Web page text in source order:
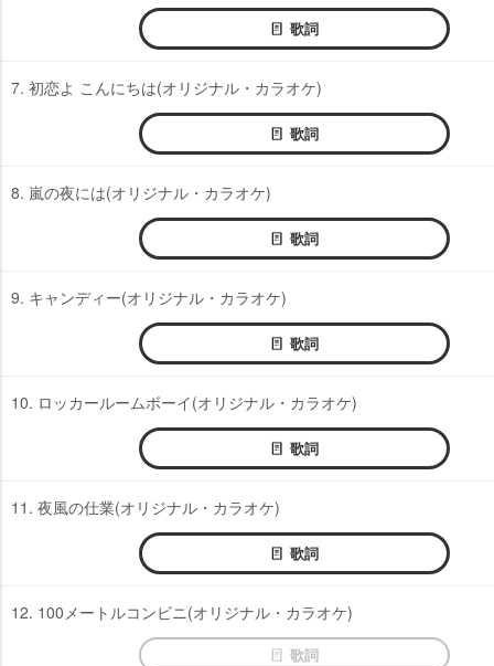
歌詞
7. 初恋よ こんにちは(オリジナル・カラオケ)
歌詞
8. 嵐の夜には(オリジナル・カラオケ)
歌詞
9. キャンディー(オリジナル・カラオケ)
歌詞
10. ロッカールームボーイ(オリジナル・カラオケ)
歌詞
11. 夜風の仕業(オリジナル・カラオケ)
歌詞
12. 100メートルコンビニ(オリジナル・カラオケ)
歌詞